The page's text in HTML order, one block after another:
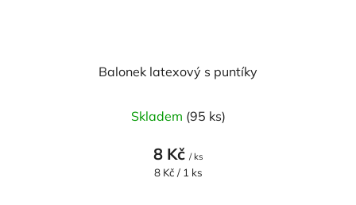
Balonek latexový s puntíky
Skladem (95 ks)
8 Kč / ks
Měrná
8 Kč / 1 ks